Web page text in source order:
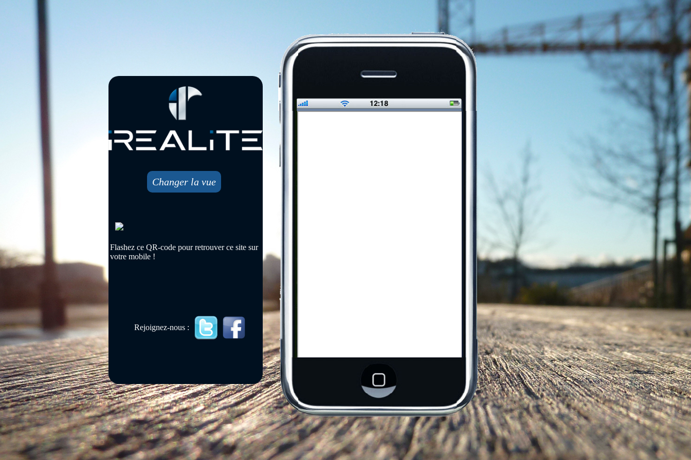
Changer la vue
Flashez ce QR-code pour retrouver ce site sur
votre mobile !
Rejoignez-nous :